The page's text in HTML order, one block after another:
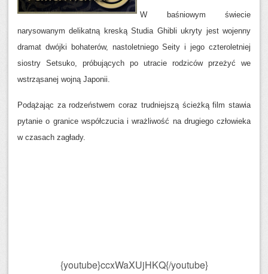
W baśniowym świecie
narysowanym delikatną kreską Studia Ghibli ukryty jest wojenny
dramat dwójki bohaterów, nastoletniego Seity i jego czteroletniej
siostry Setsuko, próbujących po utracie rodziców przeżyć we
wstrząsanej wojną Japonii.
Podążając za rodzeństwem coraz trudniejszą ścieżką film stawia
pytanie o granice współczucia i wrażliwość na drugiego człowieka
w czasach zagłady.
{youtube}ccxWaXUjHKQ{/youtube}